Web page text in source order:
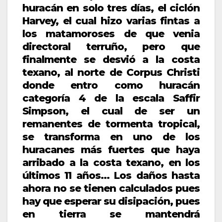
huracán en solo tres días, el ciclón
Harvey, el cual hizo varias fintas a
los matamoroses de que venia
directoral terruño, pero que
finalmente se desvió a la costa
texano, al norte de Corpus Christi
donde entro como huracán
categoría 4 de la escala Saffir
Simpson, el cual de ser un
remanentes de tormenta tropical,
se transforma en uno de los
huracanes más fuertes que haya
arribado a la costa texano, en los
últimos 11 años… Los daños hasta
ahora no se tienen calculados pues
hay que esperar su disipación, pues
en tierra se mantendrá